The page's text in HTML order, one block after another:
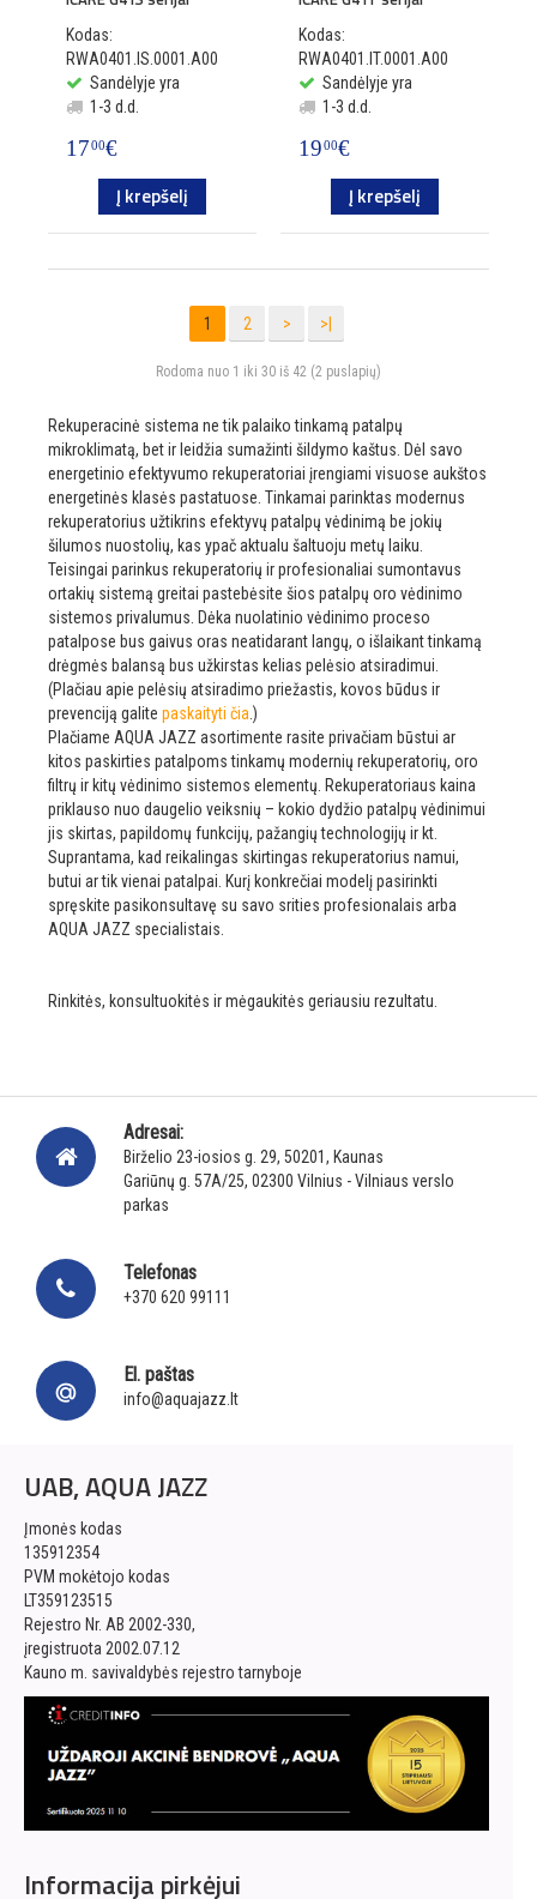
Kodas:
RWA0401.IS.0001.A00
Sandėlyje yra
1-3 d.d.
1700€
Į krepšelį
Kodas:
RWA0401.IT.0001.A00
Sandėlyje yra
1-3 d.d.
1900€
Į krepšelį
1 2 > >|
Rodoma nuo 1 iki 30 iš 42 (2 puslapių)
Rekuperacinė sistema ne tik palaiko tinkamą patalpų
mikroklimatą, bet ir leidžia sumažinti šildymo kaštus. Dėl savo
energetinio efektyvumo rekuperatoriai įrengiami visuose aukštos
energetinės klasės pastatuose. Tinkamai parinktas modernus
rekuperatorius užtikrins efektyvų patalpų vėdinimą be jokių
šilumos nuostolių, kas ypač aktualu šaltuoju metų laiku.
Teisingai parinkus rekuperatorių ir profesionaliai sumontavus
ortakių sistemą greitai pastebėsite šios patalpų oro vėdinimo
sistemos privalumus. Dėka nuolatinio vėdinimo proceso
patalpose bus gaivus oras neatidarant langų, o išlaikant tinkamą
drėgmės balansą bus užkirstas kelias pelėsio atsiradimui.
(Plačiau apie pelėsių atsiradimo priežastis, kovos būdus ir
prevenciją galite paskaityti čia.)
Plačiame AQUA JAZZ asortimente rasite privačiam būstui ar
kitos paskirties patalpoms tinkamų modernių rekuperatorių, oro
filtrų ir kitų vėdinimo sistemos elementų. Rekuperatoriaus kaina
priklauso nuo daugelio veiksnių – kokio dydžio patalpų vėdinimui
jis skirtas, papildomų funkcijų, pažangių technologijų ir kt.
Suprantama, kad reikalingas skirtingas rekuperatorius namui,
butui ar tik vienai patalpai. Kurį konkrečiai modelį pasirinkti
spręskite pasikonsultavę su savo srities profesionalais arba
AQUA JAZZ specialistais.
Rinkitės, konsultuokitės ir mėgaukitės geriausiu rezultatu.
Adresai:
Birželio 23-iosios g. 29, 50201, Kaunas
Gariūnų g. 57A/25, 02300 Vilnius - Vilniaus verslo
parkas
Telefonas
+370 620 99111
El. paštas
info@aquajazz.lt
UAB, AQUA JAZZ
Įmonės kodas
135912354
PVM mokėtojo kodas
LT359123515
Rejestro Nr. AB 2002-330,
įregistruota 2002.07.12
Kauno m. savivaldybės rejestro tarnyboje
Informacija pirkėjui